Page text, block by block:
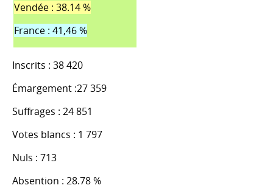
Vendée : 38.14 %
France : 41,46 %
Inscrits : 38 420
Émargement :27 359
Suffrages : 24 851
Votes blancs : 1 797
Nuls : 713
Absention : 28.78 %